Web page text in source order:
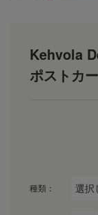
Kehvola
ポストカ
種類：